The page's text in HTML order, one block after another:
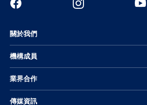
關於我們
機構成員
業界合作
傳媒資訊